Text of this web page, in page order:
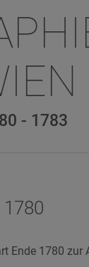
- 1783
1780
Ende 1780 zur